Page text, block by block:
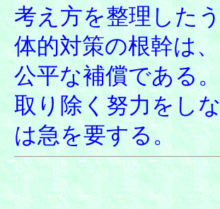
考え方を整理した
体的対策の根幹は
公平な補償である
取り除く努力をし
は急を要する。